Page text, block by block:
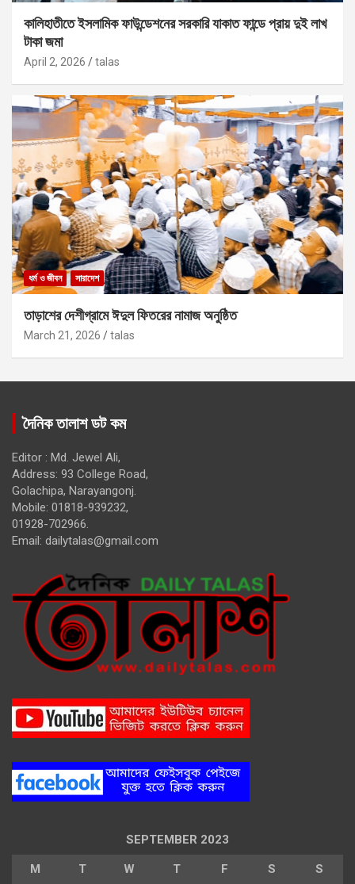
কালিহাতীতে ইসলামিক ফাউন্ডেশনের সরকারি যাকাত ফান্ডে প্রায় দুই লাখ
টাকা জমা
April 2, 2026 talas
ধর্ম ও জীবন সারাদেশ
তাড়াশের দেশীগ্রামে ঈদুল ফিতরের নামাজ অনুষ্ঠিত
March 21, 2026 talas
দৈনিক তালাশ ডট কম
Editor : Md. Jewel Ali,
Address: 93 College Road,
Golachipa, Narayangonj.
Mobile: 01818-939232,
01928-702966.
Email: dailytalas@gmail.com
SEPTEMBER 2023
M T W T F S S